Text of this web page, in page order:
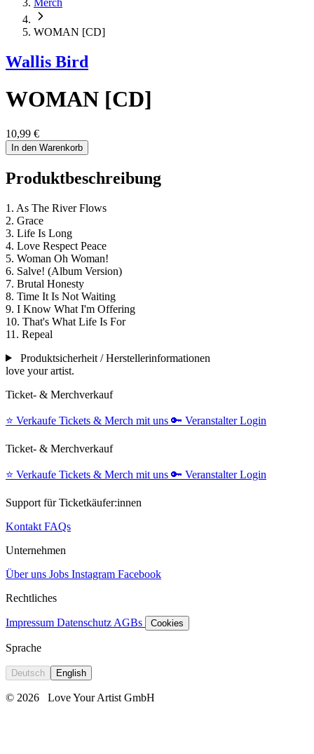
Merch
WOMAN [CD]
Wallis Bird
WOMAN [CD]
10,99 €
In den Warenkorb
Produktbeschreibung
1. As The River Flows
2. Grace
3. Life Is Long
4. Love Respect Peace
5. Woman Oh Woman!
6. Salve! (Album Version)
7. Brutal Honesty
8. Time It Is Not Waiting
9. I Know What I'm Offering
10. That's What Life Is For
11. Repeal
Produktsicherheit / Herstellerinformationen
love your artist.
Ticket- & Merchverkauf
⭐️ Verkaufe Tickets & Merch mit uns 🔑 Veranstalter Login
Ticket- & Merchverkauf
⭐️ Verkaufe Tickets & Merch mit uns 🔑 Veranstalter Login
Support für Ticketkäufer:innen
Kontakt FAQs
Unternehmen
Über uns Jobs Instagram Facebook
Rechtliches
Impressum Datenschutz AGBs Cookies
Sprache
Deutsch English
© 2026 Love Your Artist GmbH